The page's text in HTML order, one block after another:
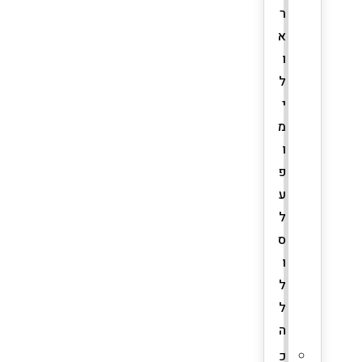
ר
א
ו
ל
י
מ
ו
פ
ע
ל
ס
ו
ל
ל
ה
כ